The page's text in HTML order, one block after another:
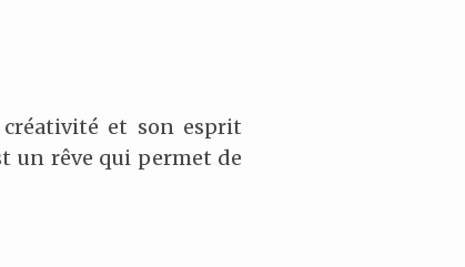
créativité et son esprit
un rêve qui permet de